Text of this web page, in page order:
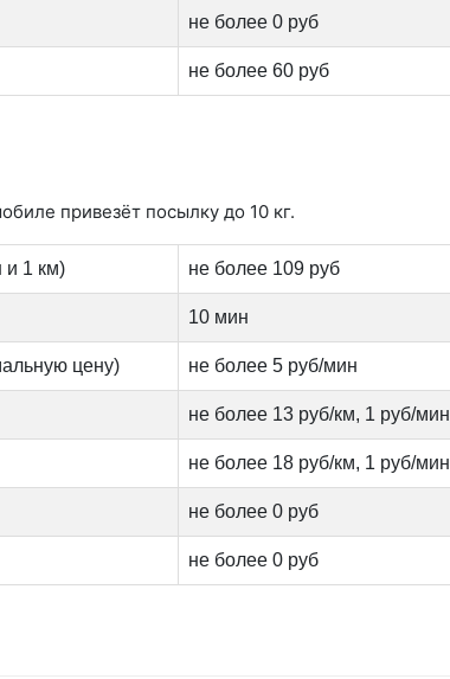
не более 0 руб
не более 60 руб
привезёт посылку до 10 кг.
и 1 км) не более 109 руб
10 мин
цену) не более 5 руб/мин
не более 13 руб/км, 1 руб/мин
не более 18 руб/км, 1 руб/мин
не более 0 руб
не более 0 руб